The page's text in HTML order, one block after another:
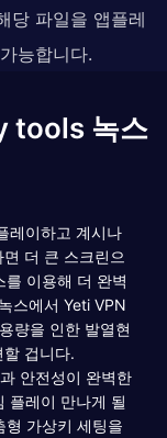
당 파일을 앱플레
능합니다.
tools 녹스
레이하고 계시나
더 큰 스크린으
를 이용해 더 완벽
스에서 Yeti VPN
량을 인한 발열현
겁니다.
안전성이 완벽한
플레이 만나게 될
형 가상키 세팅을